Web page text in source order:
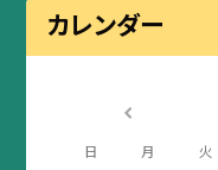
カレンダー
日 月 火